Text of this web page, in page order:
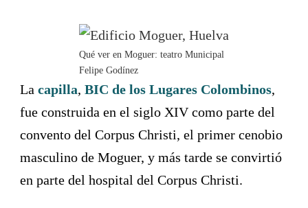
Qué ver en Moguer: teatro Municipal
Felipe Godínez
La capilla, BIC de los Lugares Colombinos,
fue construida en el siglo XIV como parte del
convento del Corpus Christi, el primer cenobio
masculino de Moguer, y más tarde se convirtió
en parte del hospital del Corpus Christi.